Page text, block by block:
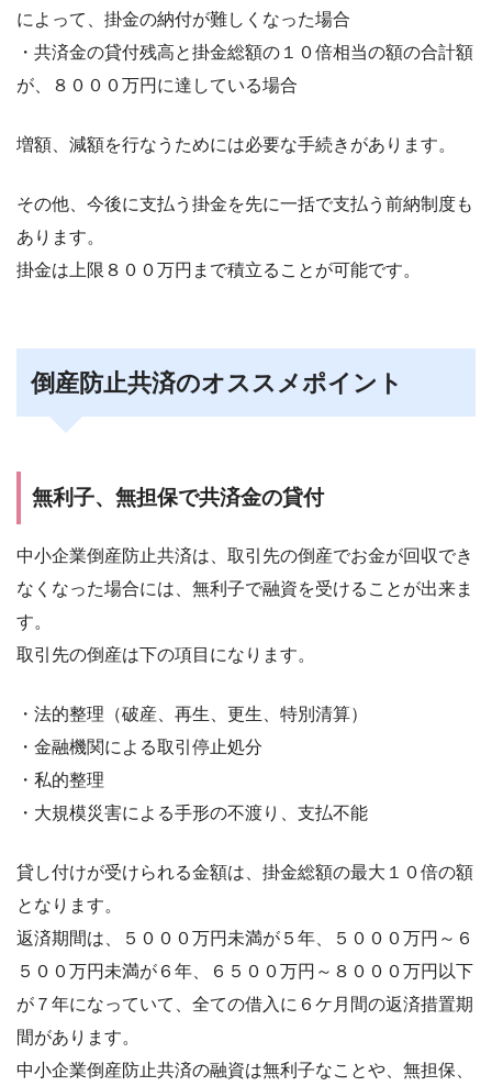
によって、掛金の納付が難しくなった場合
・共済金の貸付残高と掛金総額の１０倍相当の額の合計額
が、８０００万円に達している場合
増額、減額を行なうためには必要な手続きがあります。
その他、今後に支払う掛金を先に一括で支払う前納制度も
あります。
掛金は上限８００万円まで積立ることが可能です。
倒産防止共済のオススメポイント
無利子、無担保で共済金の貸付
中小企業倒産防止共済は、取引先の倒産でお金が回収でき
なくなった場合には、無利子で融資を受けることが出来ま
す。
取引先の倒産は下の項目になります。
・法的整理（破産、再生、更生、特別清算）
・金融機関による取引停止処分
・私的整理
・大規模災害による手形の不渡り、支払不能
貸し付けが受けられる金額は、掛金総額の最大１０倍の額
となります。
返済期間は、５０００万円未満が５年、５０００万円～６
５００万円未満が６年、６５００万円～８０００万円以下
が７年になっていて、全ての借入に６ケ月間の返済措置期
間があります。
中小企業倒産防止共済の融資は無利子なことや、無担保、